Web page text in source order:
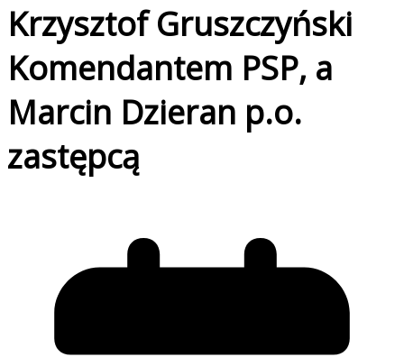
Krzysztof Gruszczyński
Komendantem PSP, a
Marcin Dzieran p.o.
zastępcą